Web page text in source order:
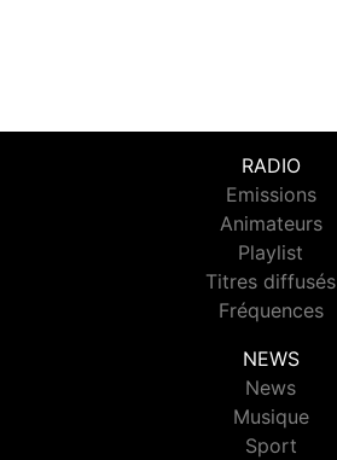
RADIO
Emissions
Animateurs
Playlist
Titres diffusés
Fréquences
NEWS
News
Musique
Sport